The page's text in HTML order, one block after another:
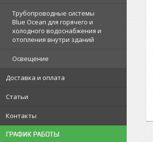
Трубопроводные системы
Blue Ocean для горячего и
холодного водоснабжения и
отопления внутри зданий
Освещение
Доставка и оплата
Статьи
Контакты
ГРАФИК РАБОТЫ